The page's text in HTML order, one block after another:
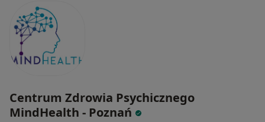
Centrum Zdrowia Psychicznego
MindHealth - Poznań